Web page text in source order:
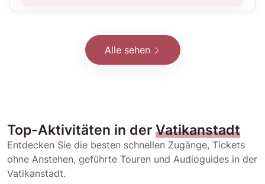
Alle sehen
Top-Aktivitäten in der Vatikanstadt
Entdecken Sie die besten schnellen Zugänge, Tickets
ohne Anstehen, geführte Touren und Audioguides in der
Vatikanstadt.